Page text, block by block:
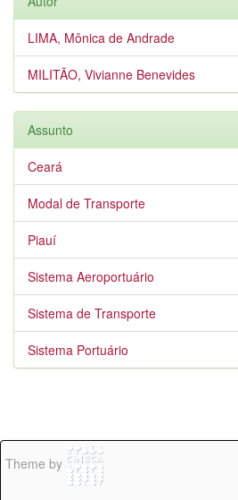
LIMA, Mônica de Andrade
MILITÃO, Vivianne Benevides
Assunto
Ceará
Modal de Transporte
Piauí
Sistema Aeroportuário
Sistema de Transporte
Sistema Portuário
Theme by